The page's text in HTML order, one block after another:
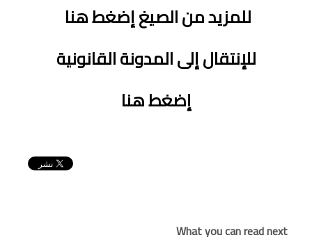
للمزيد من الصيغ إضغط هنا
للإنتقال إلى المدونة القانونية
إضغط هنا
What you can read next